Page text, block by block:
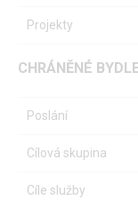
Projekty
CHRÁNĚNÉ
Poslání
Cílová skupina
Cíle služby